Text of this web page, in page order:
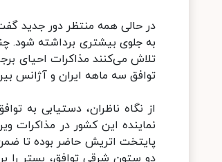
در حالی همه منتظر دور جدید
به جلوی بیشتری برداشته شود.
تلاش می‌کنند مذاکرات احیای
توافق سه ماهه ایران و آژانس
از نگاه ناظران، دستیابی به
نماینده این کشور در مذاکرات
پایتخت اتریش حاضر بوده تا
دو ستون شرقی توافق، بستر را